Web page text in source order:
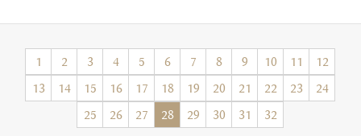
1 2 3 4 5 6 7 8 9 10 11
12
13
14 15 16 17 18 19 20 21 22 23
24
25
26 27 28 29 30 31 32